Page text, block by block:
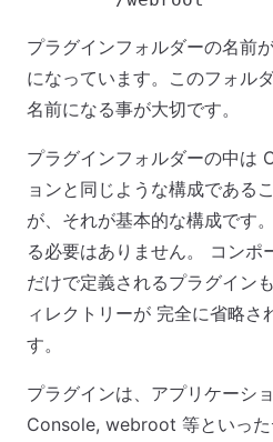
プラグインフォルダーの名
になっています。このフォル
名前になる事が大切です。
プラグインフォルダーの中は
ョンと同じような構成である
が、それが基本的な構成です
る必要はありません。 コンポ
だけで定義されるプラグイン
ィレクトリーが 完全に省略さ
す。
プラグインは、アプリケーシ
Console, webroot 等といっ